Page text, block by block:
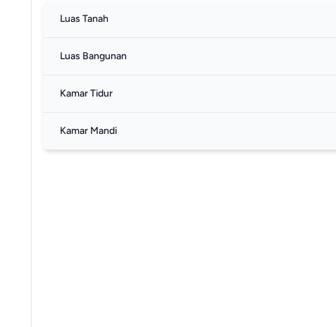
Luas Tanah
Luas Bangunan
Kamar Tidur
Kamar Mandi